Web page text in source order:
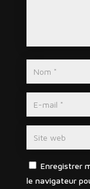
Enregistrer
le navigateur